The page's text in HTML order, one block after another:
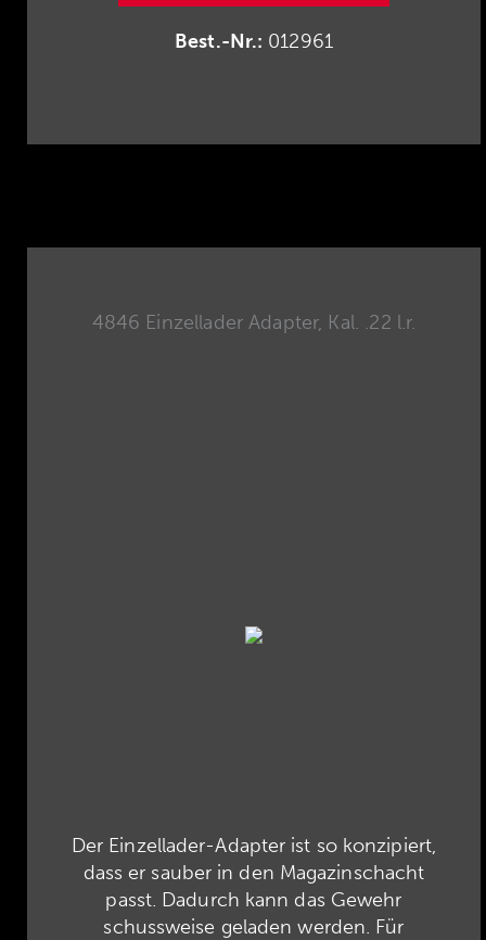
Best.-Nr.: 012961
4846 Einzellader Adapter, Kal. .22 l.r.
Der Einzellader-Adapter ist so konzipiert,
dass er sauber in den Magazinschacht
passt. Dadurch kann das Gewehr
schussweise geladen werden. Für